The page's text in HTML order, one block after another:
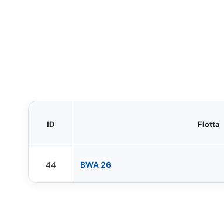
ID Flotta
44 BWA 26